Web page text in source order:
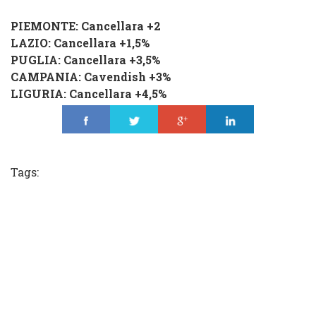
PIEMONTE: Cancellara +2
LAZIO: Cancellara +1,5%
PUGLIA: Cancellara +3,5%
CAMPANIA: Cavendish +3%
LIGURIA: Cancellara +4,5%
Tags: